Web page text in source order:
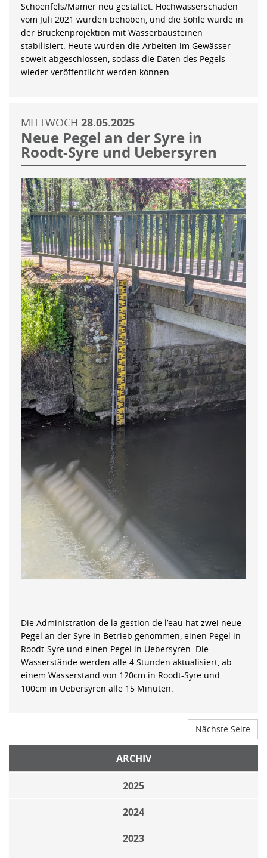
Schoenfels/Mamer neu gestaltet. Hochwasserschäden
vom Juli 2021 wurden behoben, und die Sohle wurde in
der Brückenprojektion mit Wasserbausteinen
stabilisiert. Heute wurden die Arbeiten im Gewässer
soweit abgeschlossen, sodass die Daten des Pegels
wieder veröffentlicht werden können.
MITTWOCH 28.05.2025
Neue Pegel an der Syre in
Roodt-Syre und Uebersyren
Die Administration de la gestion de l’eau hat zwei neue
Pegel an der Syre in Betrieb genommen, einen Pegel in
Roodt-Syre und einen Pegel in Uebersyren. Die
Wasserstände werden alle 4 Stunden aktualisiert, ab
einem Wasserstand von 120cm in Roodt-Syre und
100cm in Uebersyren alle 15 Minuten.
Nächste Seite
ARCHIV
2025
2024
2023